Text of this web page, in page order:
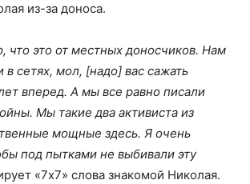
из-за доноса.
что это от местных доносчиков. Нам
в сетях, мол, [надо] вас сажать
вперед. А мы все равно писали
Мы такие два активиста из
мощные здесь. Я очень
под пытками не выбивали эту
«7х7» слова знакомой Николая.